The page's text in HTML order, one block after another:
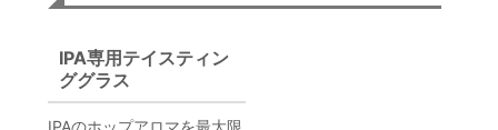
IPA専用テイスティン
ググラス